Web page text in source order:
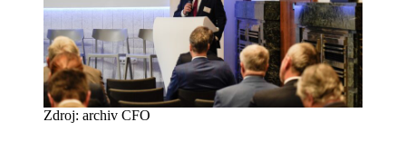
Zdroj: archiv CFO